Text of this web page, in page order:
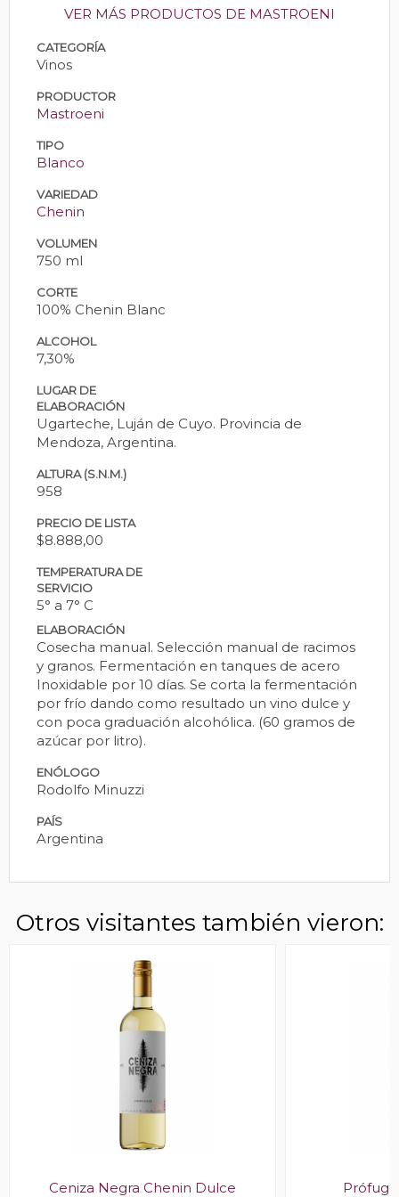
VER MÁS PRODUCTOS DE MASTROENI
CATEGORÍA
Vinos
PRODUCTOR
Mastroeni
TIPO
Blanco
VARIEDAD
Chenin
VOLUMEN
750 ml
CORTE
100% Chenin Blanc
ALCOHOL
7,30%
LUGAR DE
ELABORACIÓN
Ugarteche, Luján de Cuyo. Provincia de
Mendoza, Argentina.
ALTURA (S.N.M.)
958
PRECIO DE LISTA
$8.888,00
TEMPERATURA DE
SERVICIO
5° a 7° C
ELABORACIÓN
Cosecha manual. Selección manual de racimos
y granos. Fermentación en tanques de acero
Inoxidable por 10 días. Se corta la fermentación
por frío dando como resultado un vino dulce y
con poca graduación alcohólica. (60 gramos de
azúcar por litro).
ENÓLOGO
Rodolfo Minuzzi
PAÍS
Argentina
Otros visitantes también vieron:
Ceniza Negra Chenin Dulce